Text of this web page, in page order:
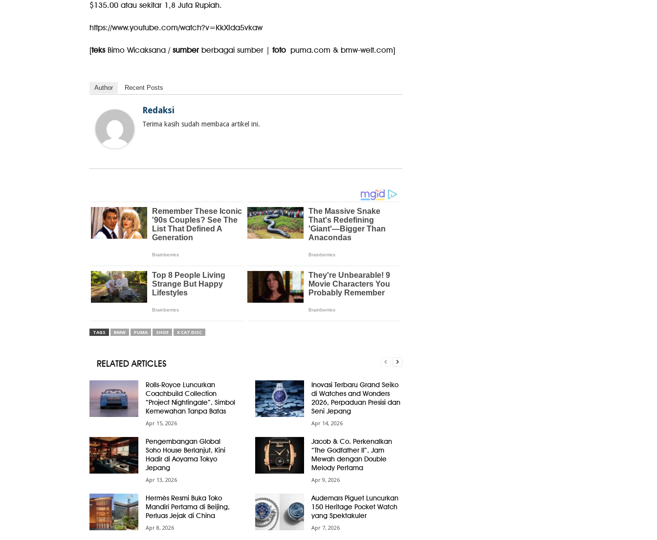
$135.00 atau sekitar 1,8 Juta Rupiah.
https://www.youtube.com/watch?v=KkXIda5vkaw
[teks Bimo Wicaksana / sumber berbagai sumber | foto puma.com & bmw-welt.com]
Author Recent Posts
Redaksi
Terima kasih sudah membaca artikel ini.
TAGS BMW PUMA SHOE X CAT DISC
RELATED ARTICLES
Rolls-Royce Luncurkan
Coachbuild Collection
“Project Nightingale”, Simbol
Kemewahan Tanpa Batas
Apr 15, 2026
Inovasi Terbaru Grand Seiko
di Watches and Wonders
2026, Perpaduan Presisi dan
Seni Jepang
Apr 14, 2026
Pengembangan Global
Soho House Berlanjut, Kini
Hadir di Aoyama Tokyo
Jepang
Apr 13, 2026
Jacob & Co. Perkenalkan
“The Godfather II”, Jam
Mewah dengan Double
Melody Pertama
Apr 9, 2026
Hermès Resmi Buka Toko
Mandiri Pertama di Beijing,
Perluas Jejak di China
Apr 8, 2026
Audemars Piguet Luncurkan
150 Heritage Pocket Watch
yang Spektakuler
Apr 7, 2026